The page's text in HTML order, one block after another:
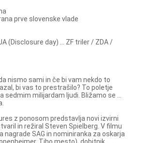
prve slovenske vlade
(Disclosure day) ... ZF triler / ZDA /
nismo sami in če bi vam nekdo to
bi vas to prestrašilo? To poletje
sedmim milijardam ljudi. Bližamo se ...
z ponosom predstavlja novi izvirni
in režiral Steven Spielberg. V filmu
nagrade SAG in nominiranka za oskarja
Tiho mesto), dobitnik